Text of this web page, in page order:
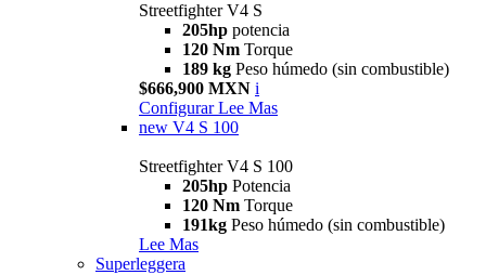
Streetfighter V4 S
205hp potencia
120 Nm Torque
189 kg Peso húmedo (sin combustible)
$666,900 MXN i
Configurar Lee Mas
new V4 S 100
Streetfighter V4 S 100
205hp Potencia
120 Nm Torque
191kg Peso húmedo (sin combustible)
Lee Mas
Superleggera